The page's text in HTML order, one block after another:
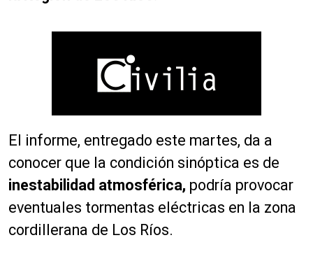
El informe, entregado este martes, da a
conocer que la condición sinóptica es de
inestabilidad atmosférica, podría provocar
eventuales tormentas eléctricas en la zona
cordillerana de Los Ríos.